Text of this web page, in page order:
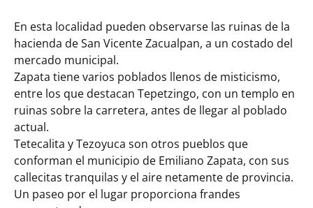
En esta localidad pueden observarse las ruinas de la
hacienda de San Vicente Zacualpan, a un costado del
mercado municipal.
Zapata tiene varios poblados llenos de misticismo,
entre los que destacan Tepetzingo, con un templo en
ruinas sobre la carretera, antes de llegar al poblado
actual.
Tetecalita y Tezoyuca son otros pueblos que
conforman el municipio de Emiliano Zapata, con sus
callecitas tranquilas y el aire netamente de provincia.
Un paseo por el lugar proporciona frandes